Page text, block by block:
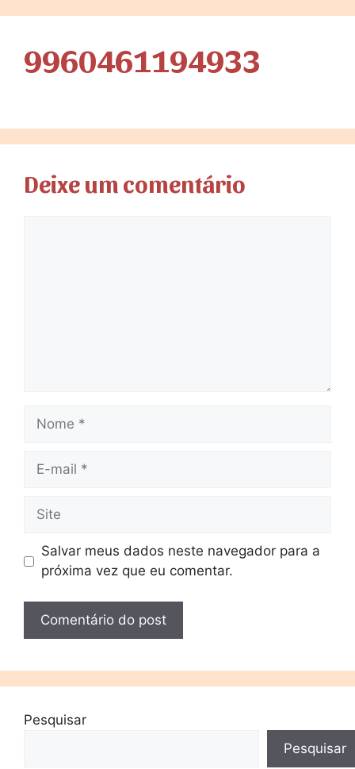
9960461194933
Deixe um comentário
Salvar meus dados neste navegador para a
próxima vez que eu comentar.
Pesquisar
Pesquisar